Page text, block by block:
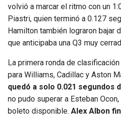
volvió a marcar el ritmo con un
Piastri, quien terminó a 0.127
Hamilton también lograron bajar
que anticipaba una Q3 muy
La primera ronda de
para Williams, Cadillac y Aston
quedó a solo 0.021 segundos
no pudo superar a Esteban
boleto disponible. Alex Albon